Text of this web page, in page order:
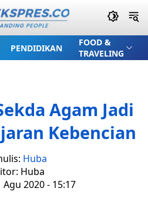
PENDIDIKAN
FOOD &
TRAVELING
Agam Jadi
Kebencian
Huba
Huba
Agu 2020 - 15:17